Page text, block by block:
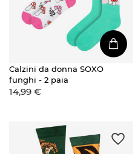
Calzini da donna SOXO
funghi - 2 paia
14,99 €